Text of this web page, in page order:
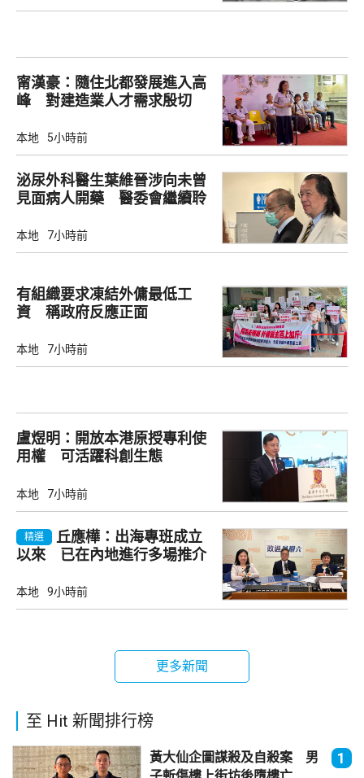
甯漢豪：隨住北都發展進入高
峰 對建造業人才需求殷切
本地 5小時前
泌尿外科醫生葉維晉涉向未曾
見面病人開藥 醫委會繼續聆
本地 7小時前
有組織要求凍結外傭最低工
資 稱政府反應正面
本地 7小時前
盧煜明：開放本港原授專利使
用權 可活躍科創生態
本地 7小時前
精選
丘應樺：出海專班成立
以來 已在內地進行多場推介
本地 9小時前
更多新聞
至 Hit 新聞排行榜
黃大仙企圖謀殺及自殺案 男
1